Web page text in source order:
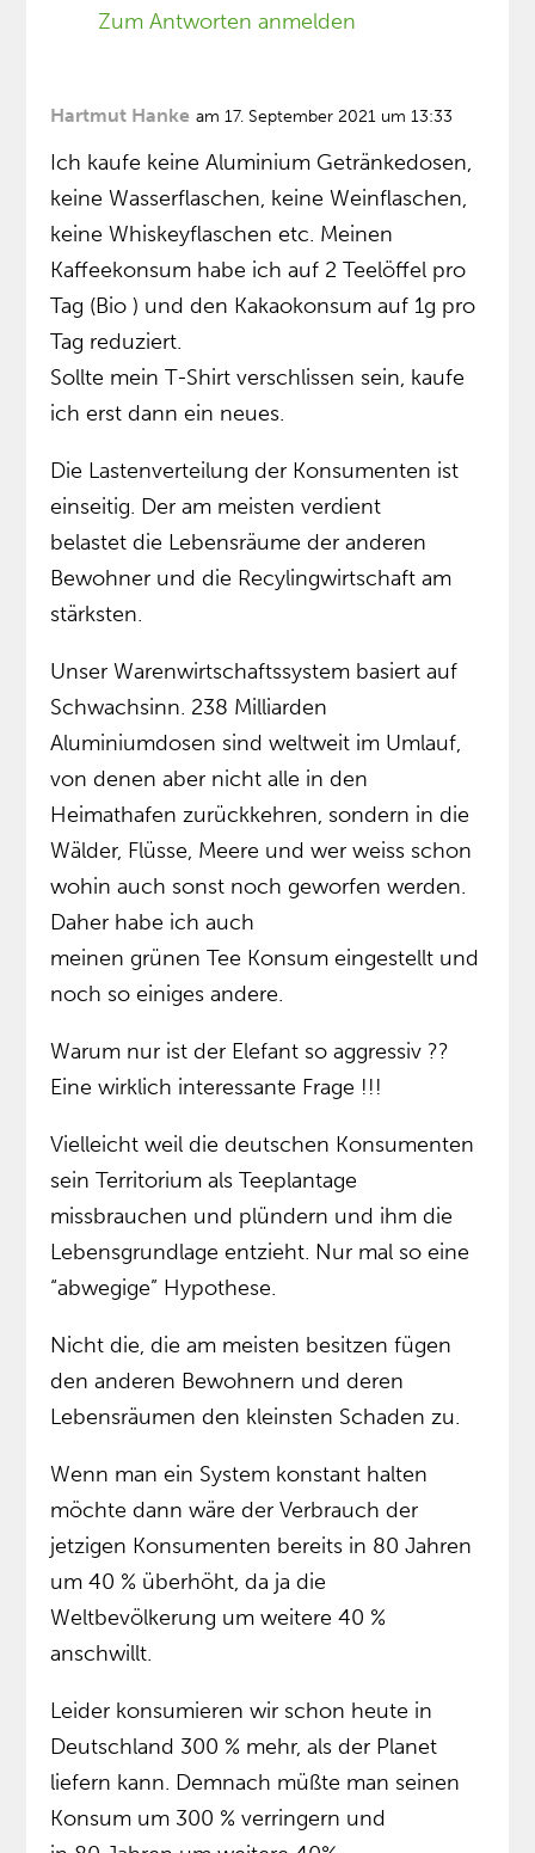
Zum Antworten anmelden
Hartmut Hanke am 17. September 2021 um 13:33
Ich kaufe keine Aluminium Getränkedosen,
keine Wasserflaschen, keine Weinflaschen,
keine Whiskeyflaschen etc. Meinen
Kaffeekonsum habe ich auf 2 Teelöffel pro
Tag (Bio ) und den Kakaokonsum auf 1g pro
Tag reduziert.
Sollte mein T-Shirt verschlissen sein, kaufe
ich erst dann ein neues.
Die Lastenverteilung der Konsumenten ist
einseitig. Der am meisten verdient
belastet die Lebensräume der anderen
Bewohner und die Recylingwirtschaft am
stärksten.
Unser Warenwirtschaftssystem basiert auf
Schwachsinn. 238 Milliarden
Aluminiumdosen sind weltweit im Umlauf,
von denen aber nicht alle in den
Heimathafen zurückkehren, sondern in die
Wälder, Flüsse, Meere und wer weiss schon
wohin auch sonst noch geworfen werden.
Daher habe ich auch
meinen grünen Tee Konsum eingestellt und
noch so einiges andere.
Warum nur ist der Elefant so aggressiv ??
Eine wirklich interessante Frage !!!
Vielleicht weil die deutschen Konsumenten
sein Territorium als Teeplantage
missbrauchen und plündern und ihm die
Lebensgrundlage entzieht. Nur mal so eine
“abwegige” Hypothese.
Nicht die, die am meisten besitzen fügen
den anderen Bewohnern und deren
Lebensräumen den kleinsten Schaden zu.
Wenn man ein System konstant halten
möchte dann wäre der Verbrauch der
jetzigen Konsumenten bereits in 80 Jahren
um 40 % überhöht, da ja die
Weltbevölkerung um weitere 40 %
anschwillt.
Leider konsumieren wir schon heute in
Deutschland 300 % mehr, als der Planet
liefern kann. Demnach müßte man seinen
Konsum um 300 % verringern und